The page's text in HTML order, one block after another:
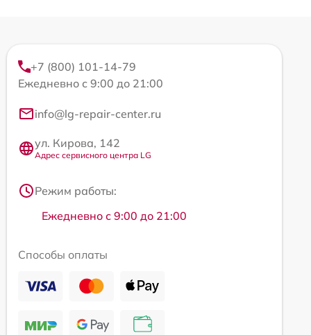
+7 (800) 101-14-79
Ежедневно с 9:00 до 21:00
info@lg-repair-center.ru
ул. Кирова, 142
Адрес сервисного центра LG
Режим работы:
Ежедневно с 9:00 до 21:00
Способы оплаты